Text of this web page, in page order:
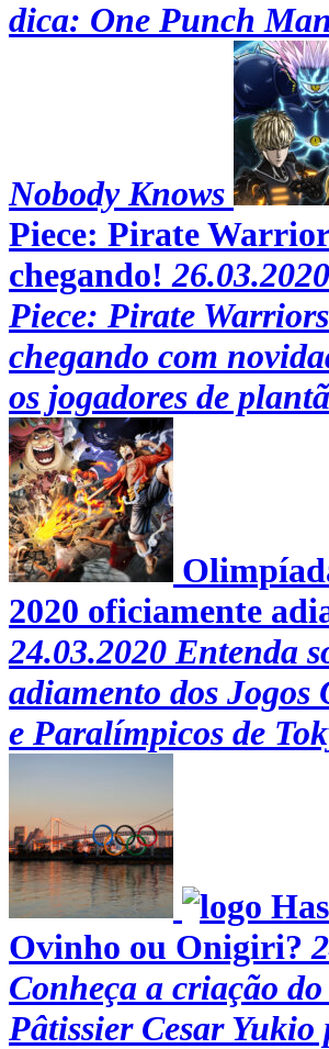
dica: One Punch
Nobody Knows
Piece: Pirate
chegando! 26.03.2020
Piece: Pirate
chegando com
os jogadores de
2020 oficiamente
24.03.2020 Entenda
adiamento dos Jogos
e Paralímpicos de
Ovinho ou Onigiri?
Conheça a criação
Pâtissier Cesar Yukio